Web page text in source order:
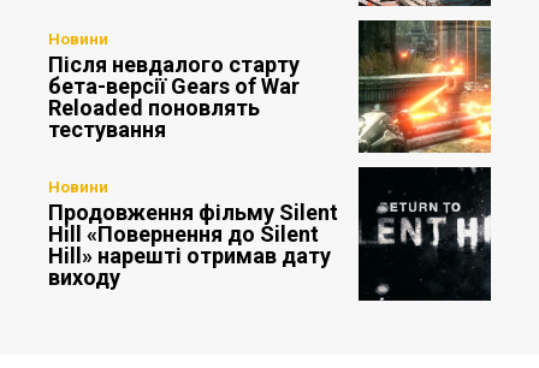
Новини
Після невдалого старту
бета-версії Gears of War
Reloaded поновлять
тестування
Новини
Продовження фільму Silent
Hill «Повернення до Silent
Hill» нарешті отримав дату
виходу